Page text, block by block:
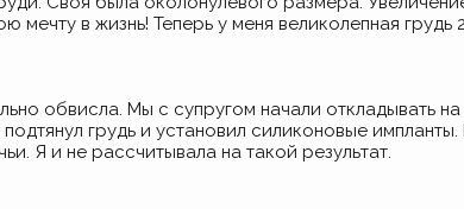
в жизнь! Теперь у меня великолепная грудь
обвисла. Мы с супругом начали откладывать
грудь и установил силиконовые
Я и не рассчитывала на такой результат.